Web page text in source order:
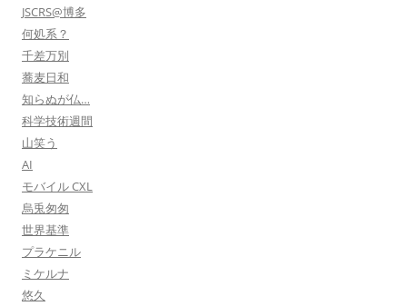
JSCRS@博多
何処系？
千差万別
蕎麦日和
知らぬが仏…
科学技術週間
山笑う
AI
モバイル CXL
烏兎匆匆
世界基準
プラケニル
ミケルナ
悠久